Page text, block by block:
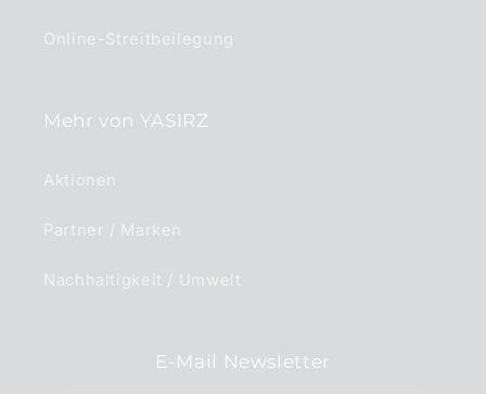
Online-Streitbeilegung
Mehr von YASIRZ
Aktionen
Partner / Marken
Nachhaltigkeit / Umwelt
E-Mail Newsletter